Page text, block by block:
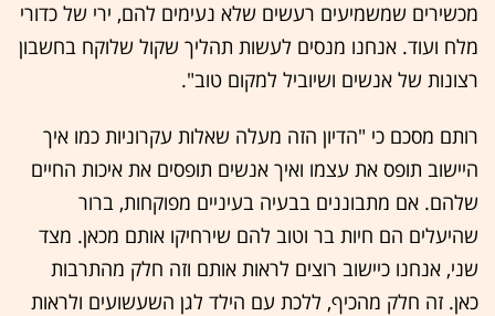
מכשירים שמשמיעים רעשים שלא נעימים להם, ירי של כדורי
מלח ועוד. אנחנו מנסים לעשות תהליך שקול שלוקח בחשבון
רצונות של אנשים ושיוביל למקום טוב".
רותם מסכם כי "הדיון הזה מעלה שאלות עקרוניות כמו איך
היישוב תופס את עצמו ואיך אנשים תופסים את איכות החיים
שלהם. אם מתבוננים בבעיה בעיניים מפוקחות, ברור
שהיעלים הם חיות בר וטוב להם שירחיקו אותם מכאן. מצד
שני, אנחנו כיישוב רוצים לראות אותם וזה חלק מהתרבות
כאן. זה חלק מהכיף, ללכת עם הילד לגן השעשועים ולראות